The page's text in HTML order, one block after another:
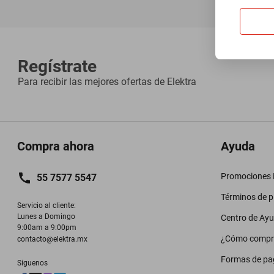
Regístrate
Para recibir las mejores ofertas de Elektra
Compra ahora
55 7577 5547
Servicio al cliente:
Lunes a Domingo
9:00am a 9:00pm
contacto@elektra.mx
Siguenos
Ayuda
Promociones
Términos de
Centro de
¿Cómo
Formas de